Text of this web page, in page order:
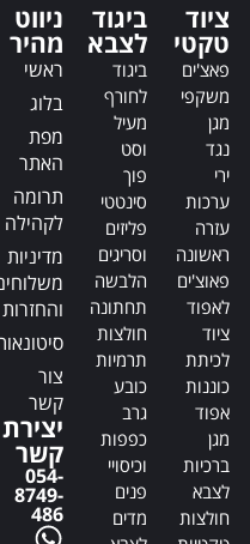
t
i
ציוד
טקטי
פאצ'ים
משקפי
מגן
נגד
ירי
ערכות
עזרה
ראשונה
פאוצ'ים
לאפוד
ציוד
לכיתת
כוננות
אפוד
מגן
ברכיות
לצבא
חולצות
ביגוד
לצבא
ביגוד
לחורף
מעיל
וסט
פוך
סינטטי
פליזים
וסריגים
הלבשה
תחתונה
חולצות
תרמיות
כובע
גרב
כפפות
וכיסויי
פנים
מדים
ניווט
מהיר
ראשי
בלוג
מפת
האתר
תרומה
לקהילה
מדיניות
והחזרות
צור
קשר
יצירת
קשר
054-
8749-
486